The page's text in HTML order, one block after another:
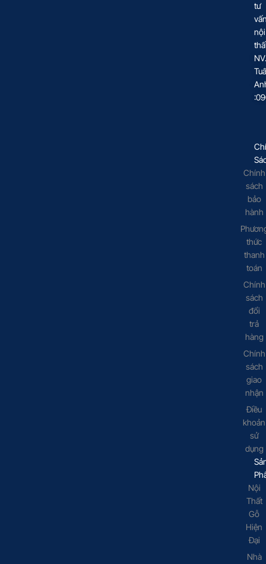
tư
nội
NV.
Chính
sách
bảo
hành
thức
thanh
toán
Chính
sách
đổi
trả
hàng
Chính
sách
giao
nhận
Điều
khoản
sử
dụng
Nội
Thất
Gỗ
Hiện
Đại
Nhà